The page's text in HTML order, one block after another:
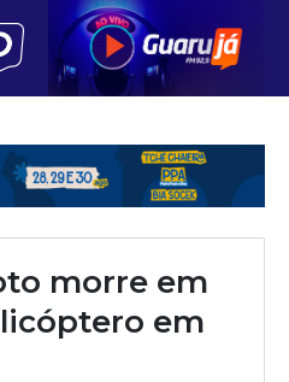
morre em
em